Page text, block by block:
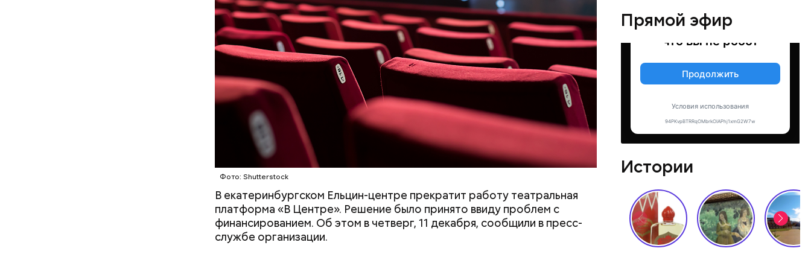
Фото: Shutterstock
В екатеринбургском Ельцин-центре прекратит работу театральная
платформа «В Центре». Решение было принято ввиду проблем с
финансированием. Об этом в четверг, 11 декабря, сообщили в пресс-
службе организации.
Копылов.
— Наиболее распространенные борщ, щи, котлеты, салаты, лаваш с
творогом и сыром, пироги, омлет, запеканка. Щавеля там везде
используется немного, поэтому никакого вреда от него не будет. Чем
разнообразнее рацион питания человека, тем лучше. Потому что это
исключает вероятность возникновения дефицитов микроэлементов, —
заверил специалист.
Прямой эфир
Истории